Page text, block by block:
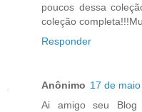
poucos dessa
coleção
Responder
Anônimo 17 de
Ai amigo seu